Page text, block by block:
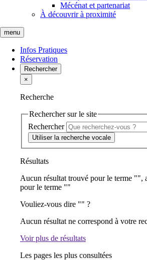
Mécénat et partenariat
À découvrir à proximité
menu
Infos Pratiques
Réservation
Rechercher
×
Recherche
Rechercher sur le site
Rechercher
Utiliser la recherche vocale
Résultats
Aucun résultat trouvé pour le terme "",
pour le terme ""
Vouliez-vous dire "" ?
Aucun résultat ne correspond à votre
Voir plus de résultats
Les pages les plus consultées